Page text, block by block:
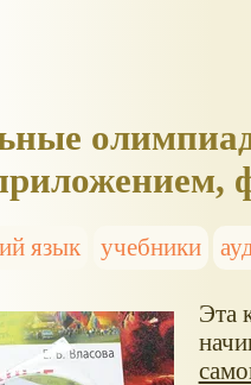
язык учебники
Эта